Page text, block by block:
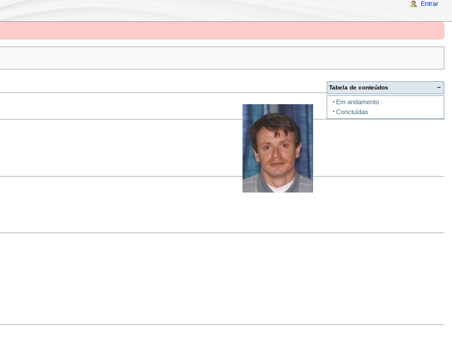
−
Tabela de conteúdos
Em andamento
Concluídas
Entrar